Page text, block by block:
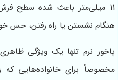
11 میلی‌متر باعث شده سطح
هنگام نشستن یا راه رفتن، حس
پاخور نرم تنها یک ویژگی
مخصوصاً برای خانواده‌هایی